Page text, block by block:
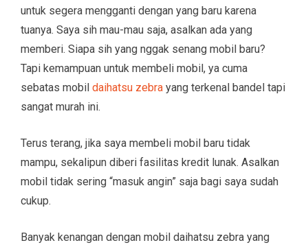
untuk segera mengganti dengan yang baru karena
tuanya. Saya sih mau-mau saja, asalkan ada yang
memberi. Siapa sih yang nggak senang mobil baru?
Tapi kemampuan untuk membeli mobil, ya cuma
sebatas mobil daihatsu zebra yang terkenal bandel tapi
sangat murah ini.
Terus terang, jika saya membeli mobil baru tidak
mampu, sekalipun diberi fasilitas kredit lunak. Asalkan
mobil tidak sering “masuk angin” saja bagi saya sudah
cukup.
Banyak kenangan dengan mobil daihatsu zebra yang